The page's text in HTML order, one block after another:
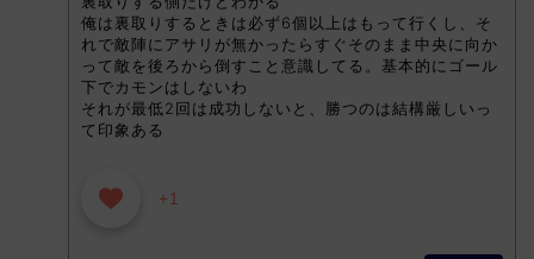
俺は裏取りするときは必ず6個以上はもって行くし、そ
れで敵陣にアサリが無かったらすぐそのまま中央に向か
って敵を後ろから倒すこと意識してる。基本的にゴール
下でカモンはしないわ
それが最低2回は成功しないと、勝つのは結構厳しいっ
て印象ある
+1